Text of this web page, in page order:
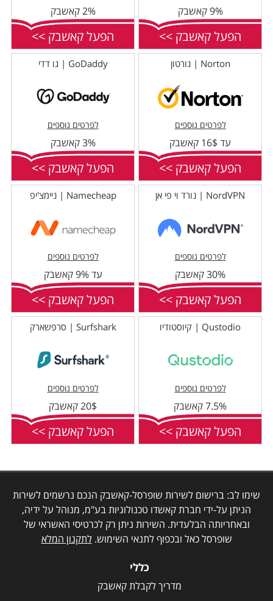
9% קאשבק
הפעל קאשבק >>
2% קאשבק
הפעל קאשבק >>
Norton | נורטון
לפרטים נוספים
עד 16$ קאשבק
הפעל קאשבק >>
GoDaddy | גו דדי
לפרטים נוספים
3% קאשבק
הפעל קאשבק >>
NordVPN | נורד וי פי אן
לפרטים נוספים
30% קאשבק
הפעל קאשבק >>
Namecheap | ניימצ'יפ
לפרטים נוספים
עד 9% קאשבק
הפעל קאשבק >>
Qustodio | קיוסטודיו
לפרטים נוספים
7.5% קאשבק
הפעל קאשבק >>
Surfshark | סרפשארק
לפרטים נוספים
20$ קאשבק
הפעל קאשבק >>
שימו לב: ברישום לשירות שופרסל-קאשבק הנכם נרשמים לשירות
הניתן על-ידי חברת קאשדו טכנולוגיות בע"מ, מנוהל על ידיה,
ובאחריותה הבלעדית. השירות ניתן רק לכרטיסי האשראי של
שופרסל כאל ובכפוף לתנאי השימוש.לתקנון המלא
כללי
מדריך לקבלת קאשבק